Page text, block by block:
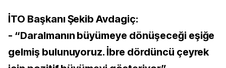
İTO Başkanı Şekib Avdagiç:
- “Daralmanın büyümeye dönüşeceği eşiğe
gelmiş bulunuyoruz. İbre dördüncü çeyrek